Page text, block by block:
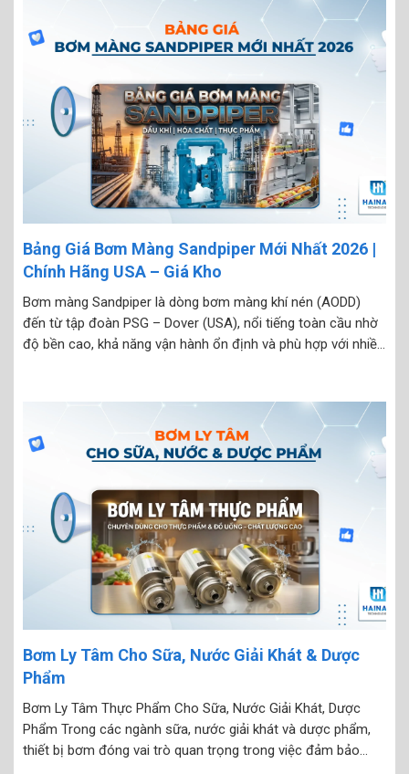
Bảng Giá Bơm Màng Sandpiper Mới Nhất 2026 |
Chính Hãng USA – Giá Kho
Bơm màng Sandpiper là dòng bơm màng khí nén (AODD)
đến từ tập đoàn PSG – Dover (USA), nổi tiếng toàn cầu nhờ
độ bền cao, khả năng vận hành ổn định và phù hợp với nhiều
Bơm Ly Tâm Cho Sữa, Nước Giải Khát & Dược
Phẩm
Bơm Ly Tâm Thực Phẩm Cho Sữa, Nước Giải Khát, Dược
Phẩm Trong các ngành sữa, nước giải khát và dược phẩm,
thiết bị bơm đóng vai trò quan trọng trong việc đảm bảo